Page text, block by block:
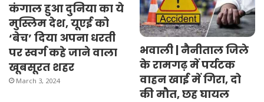
कंगाल हुआ दुनिया का ये
मुस्लिम देश, यूएई को
‘बेच’ दिया अपना धरती
पर स्वर्ग कहे जाने वाला
खूबसूरत शहर
March 3, 2024
भवाली | नैनीताल जिले
के रामगढ़ में पर्यटक
वाहन खाई में गिरा, दो
की मौत, छह घायल